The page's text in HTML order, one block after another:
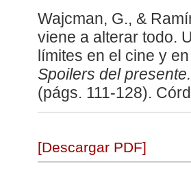
Wajcman, G., &
viene a alterar todo.
límites en el cine y
Spoilers del
(págs. 111-128).
[Descargar PDF]